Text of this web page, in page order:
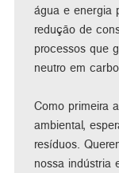
água e energia
redução de
processos que
neutro em
Como primeira
ambiental,
resíduos.
nossa indústria